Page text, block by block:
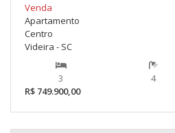
Venda
Apartamento
Centro
Videira - SC
3 4
R$ 749.900,00